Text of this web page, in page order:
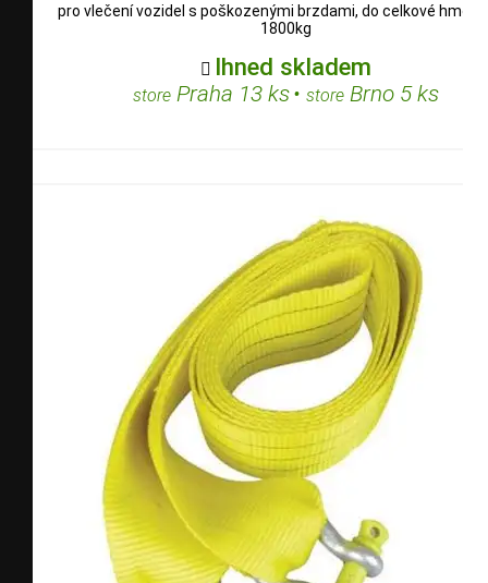
pro vlečení vozidel s poškozenými brzdami, do celkové
1800kg
 Ihned skladem
storePraha 13 ks• storeBrno 5 ks